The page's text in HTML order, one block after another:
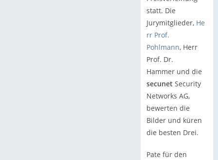
statt. Die
Jurymitglieder, He
rr Prof.
Pohlmann, Herr
Prof. Dr.
Hammer und die
secunet Security
Networks AG,
bewerten die
Bilder und küren
die besten Drei.
Pate für den